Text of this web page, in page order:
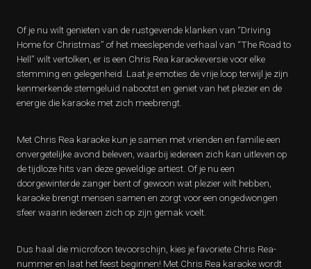
Of je nu wilt genieten van de rustgevende klanken van “Driving
Home for Christmas” of het meeslepende verhaal van “The Road to
Hell” wilt vertolken, er is een Chris Rea karaokeversie voor elke
stemming en gelegenheid. Laat je emoties de vrije loop terwijl je zijn
kenmerkende stemgeluid nabootst en geniet van het plezier en de
energie die karaoke met zich meebrengt.
Met Chris Rea karaoke kun je samen met vrienden en familie een
onvergetelijke avond beleven, waarbij iedereen zich kan uitleven op
de tijdloze hits van deze geweldige artiest. Of je nu een
doorgewinterde zanger bent of gewoon wat plezier wilt hebben,
karaoke brengt mensen samen en zorgt voor een ongedwongen
sfeer waarin iedereen zich op zijn gemak voelt.
Dus haal die microfoon tevoorschijn, kies je favoriete Chris Rea-
nummer en laat het feest beginnen! Met Chris Rea karaoke wordt